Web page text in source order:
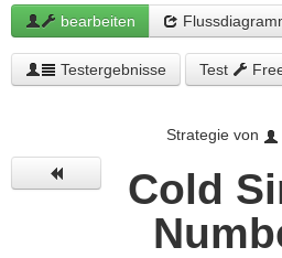
bearbeiten
Testergebnisse Test
Strategie von
Cold